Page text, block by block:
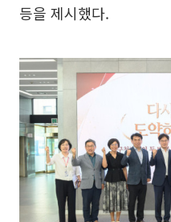
등을 제시했다.